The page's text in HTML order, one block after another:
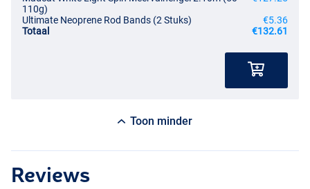
110g)
Ultimate Neoprene Rod Bands (2 Stuks)
€5.36
Totaal
€132.61
Toon minder
Reviews